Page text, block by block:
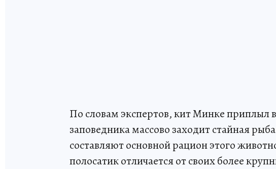
По словам экспертов, кит Минке приплыл
заповедника массово заходит стайная
составляют основной рацион этого
полосатик отличается от своих более